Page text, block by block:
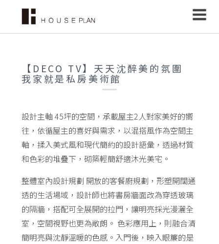
【DECO TV】天天沈醉美的氛圍
我家就是私房美術館
設計主軸 45坪的空間，承載屋主2人對家美好的嚮
往，依循屋主的喜好與需求，以混搭風作為空間主
軸，揉入美式風和現代簡約的設計語彙，透過材質
和色彩的堆疊下，砌築輕簡舒適沐光美宅。
整體室內設計規劃 開放的客餐廚規劃，形塑開闊通
透的生活場域，設計師也將書房牆面改為穿透玻璃
的隔牆，搭配可全展開的拉門，讓明亮採光漫灑全
室，空間視野也更為敞朗。 色彩應用上，則融合清
簡明亮與沈靜溫暖的色感。入門後，映入眼簾的是